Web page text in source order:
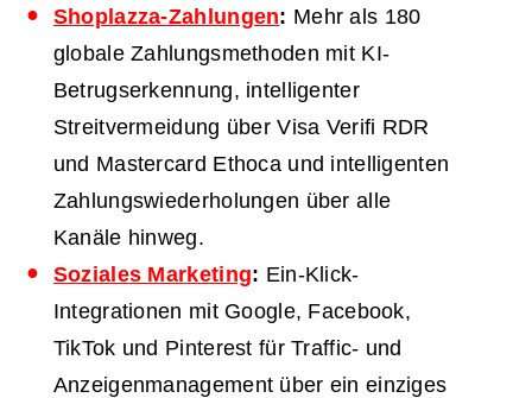
Shoplazza-Zahlungen: Mehr als 180
globale Zahlungsmethoden mit KI-
Betrugserkennung, intelligenter
Streitvermeidung über Visa Verifi RDR
und Mastercard Ethoca und intelligenten
Zahlungswiederholungen über alle
Kanäle hinweg.
Soziales Marketing: Ein-Klick-
Integrationen mit Google, Facebook,
TikTok und Pinterest für Traffic- und
Anzeigenmanagement über ein einziges